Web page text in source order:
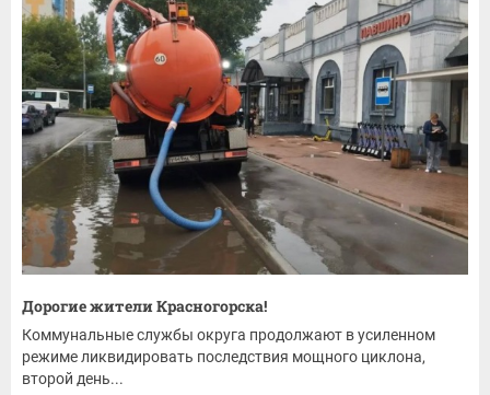
Дорогие жители Красногорска!
Коммунальные службы округа продолжают в усиленном
режиме ликвидировать последствия мощного циклона,
второй день...